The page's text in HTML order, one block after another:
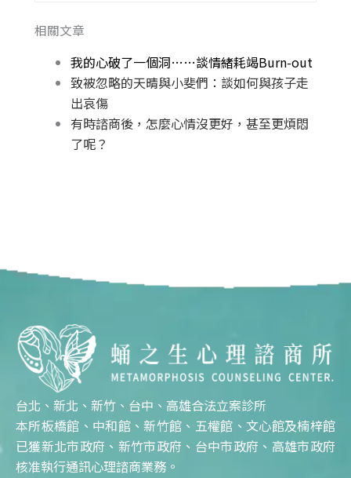
相關文章
我的心破了一個洞……談情緒耗竭Burn-out
致被忽略的天晴與小斐們：談如何與孩子走
出哀傷
有時諮商後，怎麼心情沒更好，甚至更煩悶
了呢？
台北、新北、新竹、台中、高雄合法立案診所
本所板橋館、中和館、新竹館、五權館、文心館及楠梓館
已獲新北市政府、新竹市政府、台中市政府、高雄市政府
核准執行通訊心理諮商業務。